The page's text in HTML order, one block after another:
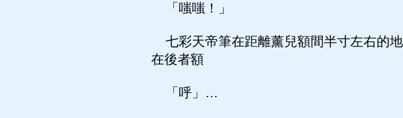
「嗤嗤！」
七彩天帝筆在距離薰兒額間半寸左右的
在後者額
「呼」…